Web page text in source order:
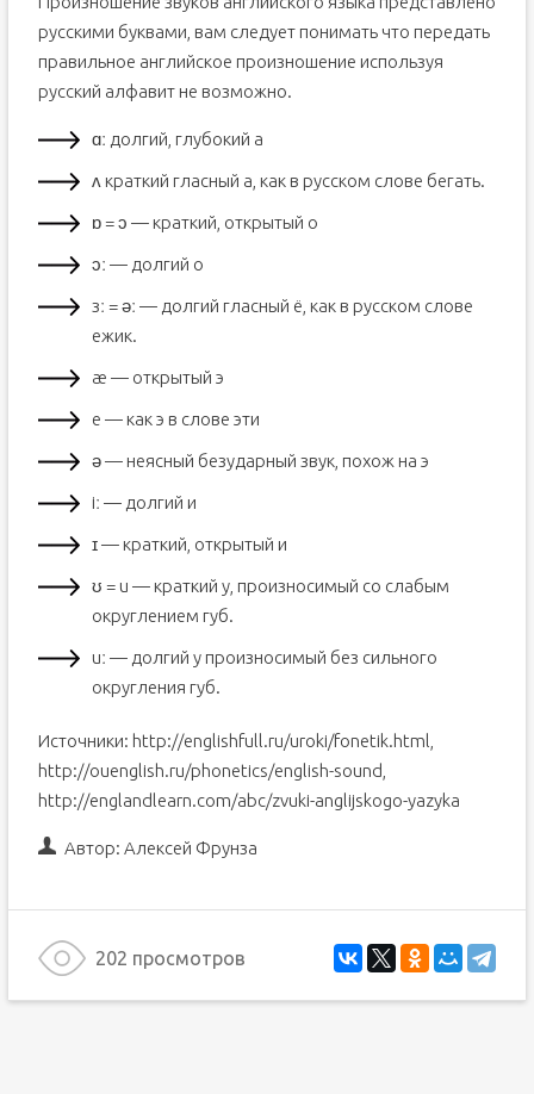
русскими буквами, вам следует понимать что передать
правильное английское произношение используя
русский алфавит не возможно.
ɑː долгий, глубокий а
ʌ краткий гласный а, как в русском слове бегать.
ɒ = ɔ — краткий, открытый о
ɔː — долгий о
зː = əː — долгий гласный ё, как в русском слове
ежик.
æ — открытый э
e — как э в слове эти
ə — неясный безударный звук, похож на э
iː — долгий и
ɪ — краткий, открытый и
ʊ = u — краткий у, произносимый со слабым
округлением губ.
uː — долгий у произносимый без сильного
округления губ.
Источники: http://englishfull.ru/uroki/fonetik.html,
http://ouenglish.ru/phonetics/english-sound,
http://englandlearn.com/abc/zvuki-anglijskogo-yazyka
Автор: Алексей Фрунза
202 просмотров